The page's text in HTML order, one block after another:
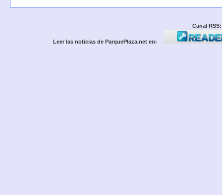
Canal RSS:
Leer las noticias de ParquePlaza.net en: